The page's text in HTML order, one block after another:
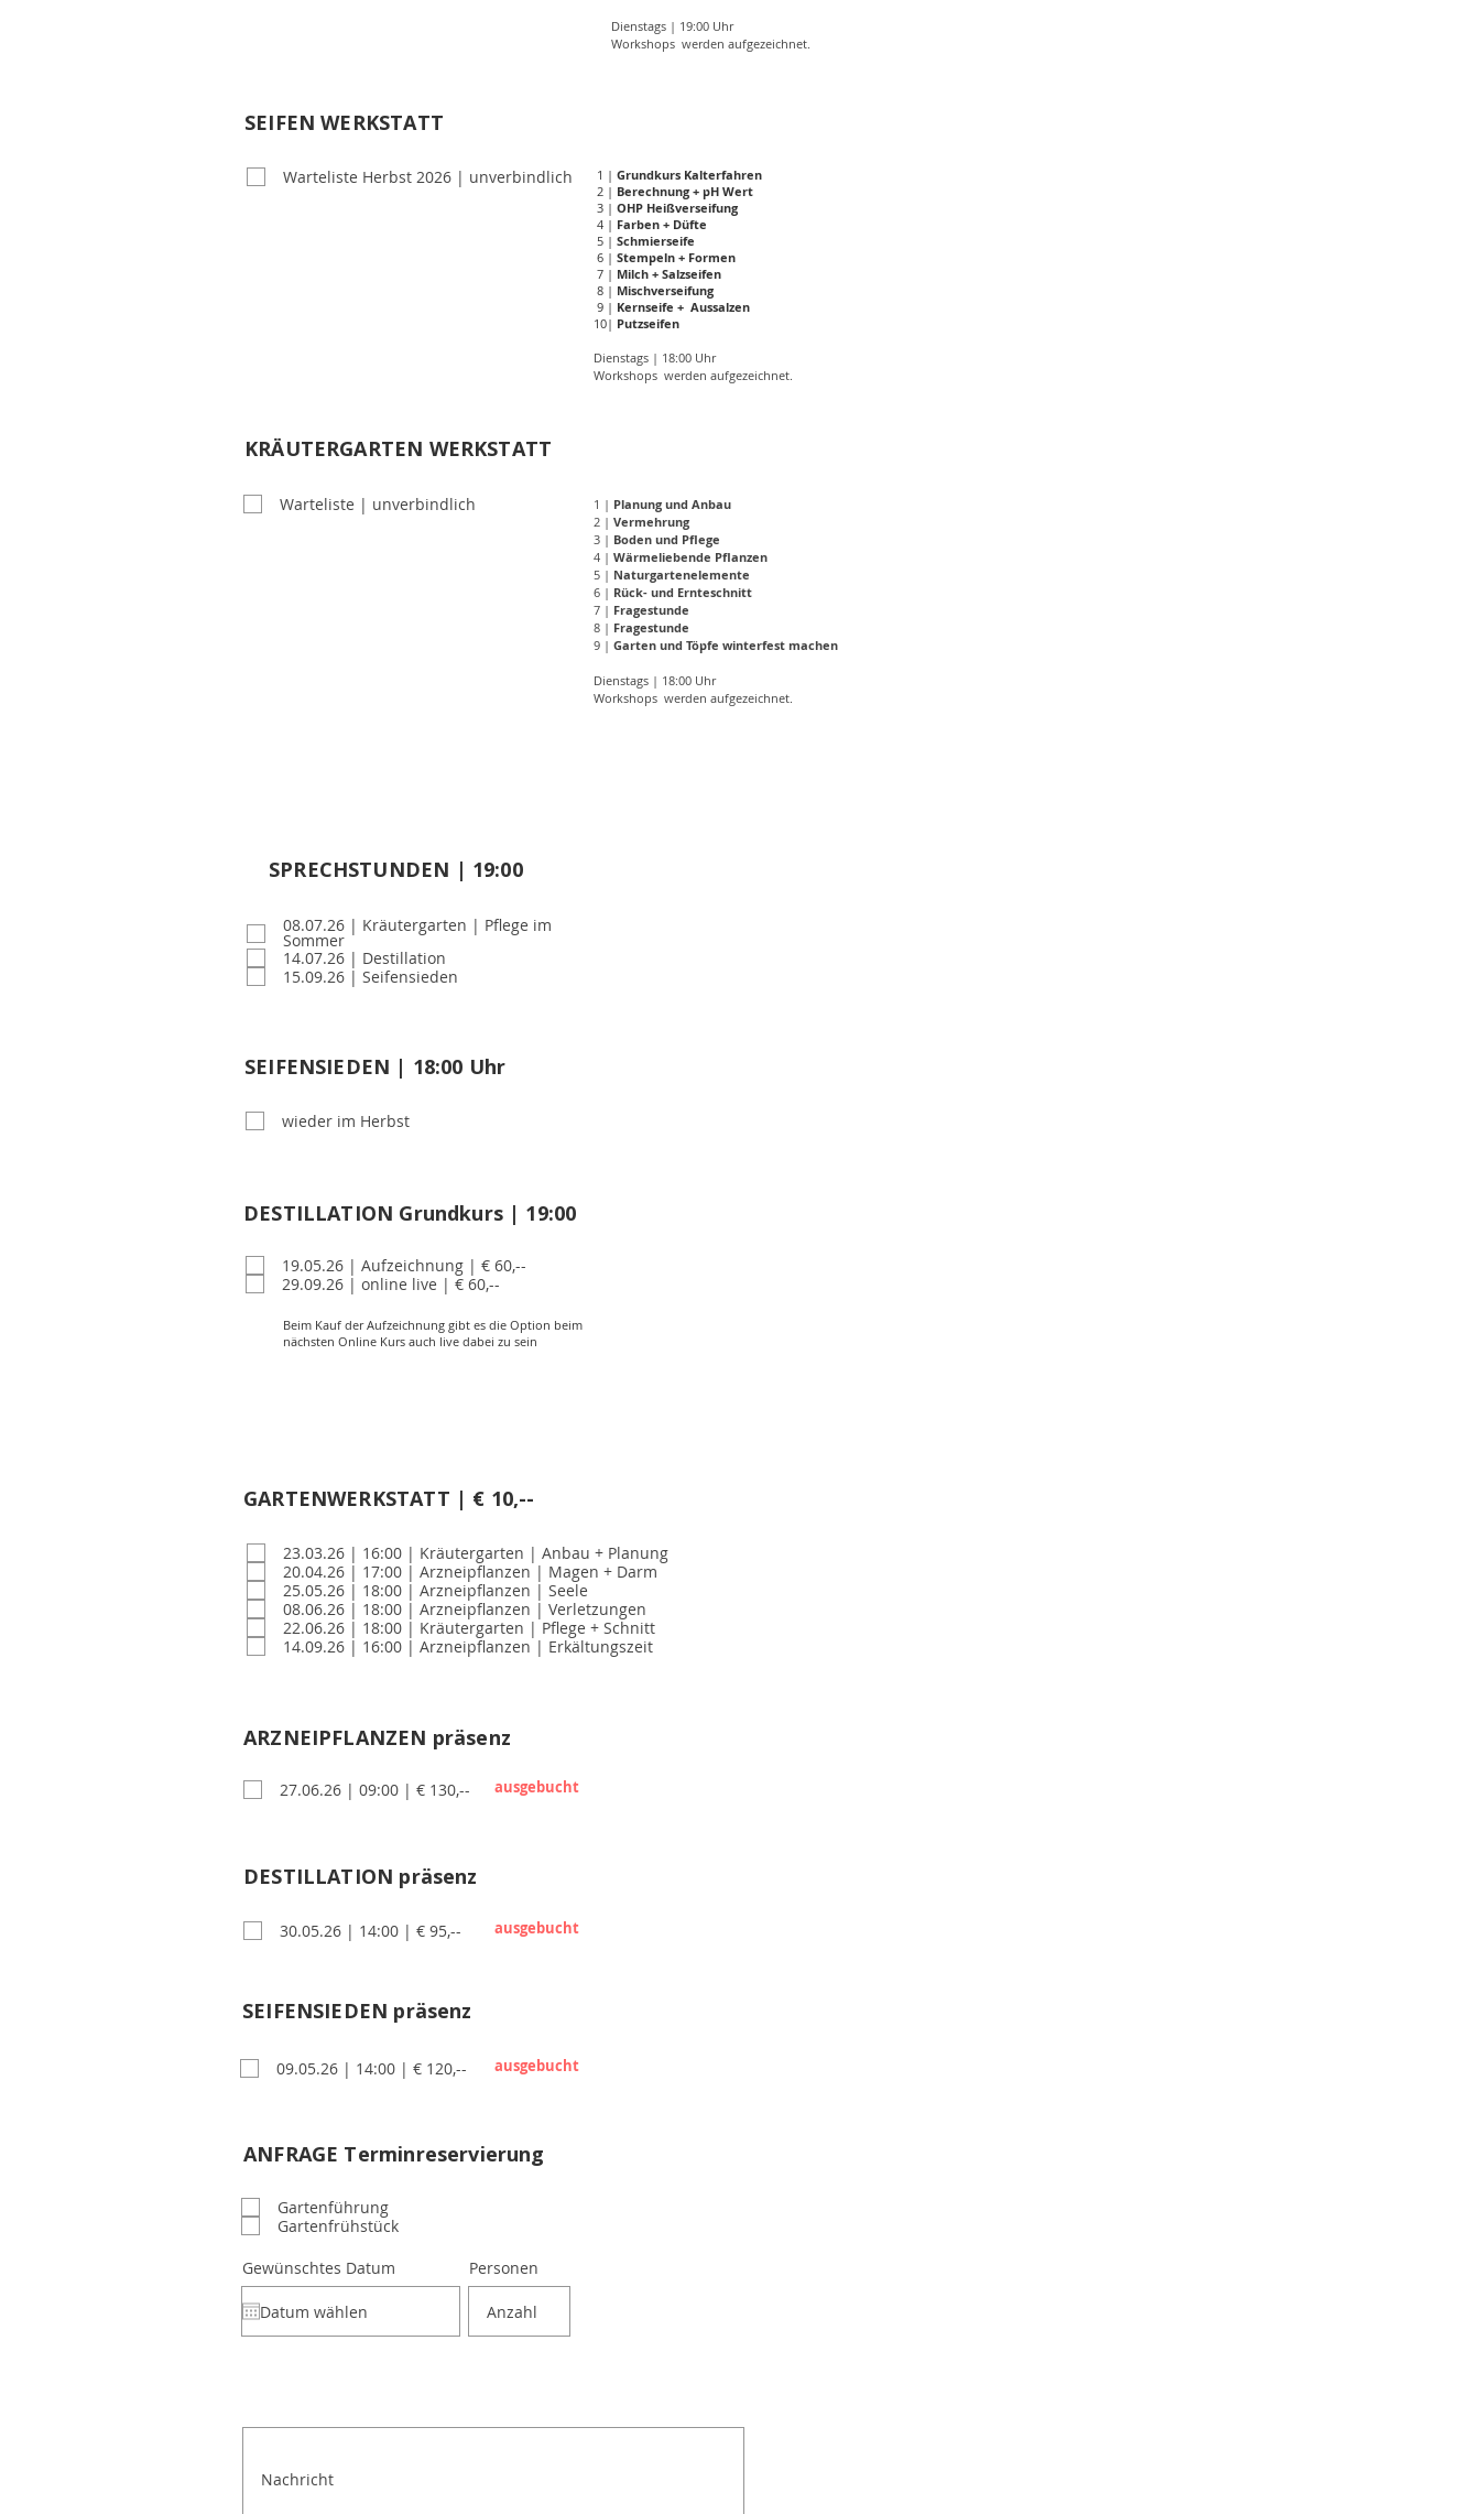
Dienstags | 19:00 Uhr
Workshops werden aufgezeichnet.
1 | Grundkurs Kalterfahren
2 | Berechnung + pH Wert
3 | OHP Heißverseifung
4 | Farben + Düfte
5 | Schmierseife
6 | Stempeln + Formen
7 | Milch + Salzseifen
8 | Mischverseifung
9 | Kernseife + Aussalzen
10| Putzseifen
Dienstags | 18:00 Uhr
Workshops werden aufgezeichnet.
SEIFENWERKSTATT
Warteliste Herbst 2026 | unverbindlich
SEIFEN WERKSTATT
KRÄUTERGARTEN
Warteliste | unverbindlich
KRÄUTERGARTEN WERKSTATT
1 | Planung und Anbau
2 | Vermehrung
3 | Boden und Pflege
4 | Wärmeliebende Pflanzen
5 | Naturgartenelemente
6 | Rück- und Ernteschnitt
7 | Fragestunde
8 | Fragestunde
9 | Garten und Töpfe winterfest machen
Dienstags | 18:00 Uhr
Workshops werden aufgezeichnet.
SPRECHSTUNDEN
08.07.26 | Kräutergarten | Pflege im
Sommer
14.07.26 | Destillation
15.09.26 | Seifensieden
SPRECHSTUNDEN | 19:00
SEIFENSIEDEN
wieder im Herbst
SEIFENSIEDEN | 18:00 Uhr
DESTILLATION
19.05.26 | Aufzeichnung | € 60,--
29.09.26 | online live | € 60,--
DESTILLATION Grundkurs | 19:00
Beim Kauf der Aufzeichnung gibt es die Option beim
nächsten Online Kurs auch live dabei zu sein
GARTENWERKSTATT
23.03.26 | 16:00 | Kräutergarten | Anbau + Planung
20.04.26 | 17:00 | Arzneipflanzen | Magen + Darm
25.05.26 | 18:00 | Arzneipflanzen | Seele
08.06.26 | 18:00 | Arzneipflanzen | Verletzungen
22.06.26 | 18:00 | Kräutergarten | Pflege + Schnitt
14.09.26 | 16:00 | Arzneipflanzen | Erkältungszeit
GARTENWERKSTATT | € 10,--
Arzneipflanzen präsenz
27.06.26 | 09:00 | € 130,--
ARZNEIPFLANZEN präsenz
ausgebucht
Destillation präsenz
30.05.26 | 14:00 | € 95,--
DESTILLATION präsenz
ausgebucht
Seifensieden präsenz
09.05.26 | 14:00 | € 120,--
SEIFENSIEDEN präsenz
ausgebucht
ANFRAGE
Gartenführung
Gartenfrühstück
ANFRAGE Terminreservierung
Gewünschtes Datum Personen